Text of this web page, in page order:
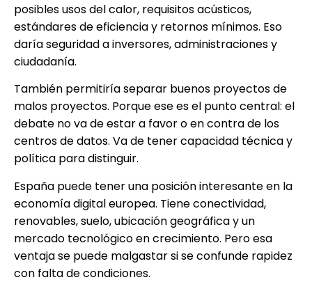
posibles usos del calor, requisitos acústicos,
estándares de eficiencia y retornos mínimos. Eso
daría seguridad a inversores, administraciones y
ciudadanía.
También permitiría separar buenos proyectos de
malos proyectos. Porque ese es el punto central: el
debate no va de estar a favor o en contra de los
centros de datos. Va de tener capacidad técnica y
política para distinguir.
España puede tener una posición interesante en la
economía digital europea. Tiene conectividad,
renovables, suelo, ubicación geográfica y un
mercado tecnológico en crecimiento. Pero esa
ventaja se puede malgastar si se confunde rapidez
con falta de condiciones.